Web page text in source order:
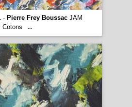
- Pierre Frey BoussacJAM
Cotons
...